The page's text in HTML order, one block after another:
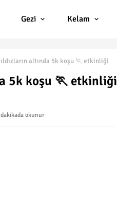
Gezi Kelam
altında 5k koşu 🏃 etkinliği
5k koşu 🏃 etkinliği
okunur